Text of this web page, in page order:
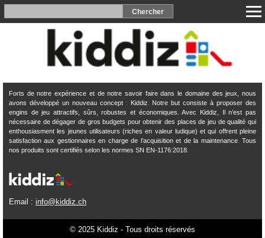
Forts de notre expérience et de notre savoir faire dans le domaine des jeux, nous
avons développé un nouveau concept : Kiddiz. Notre but consiste à proposer des
engins de jeu attractifs, sûrs, robustes et économiques. Avec Kiddiz, Il n’est pas
nécessaire de dégager de gros budgets pour obtenir des places de jeu de qualité qui
enthousiasment les jeunes utilisateurs (riches en valeur ludique) et qui offrent pleine
satisfaction aux gestionnaires en charge de l’acquisition et de la maintenance. Tous
nos produits sont certifiés selon les normes SN EN-1176:2018.
Email : info@kiddiz.ch
© 2025 Kiddiz - Tous droits réservés